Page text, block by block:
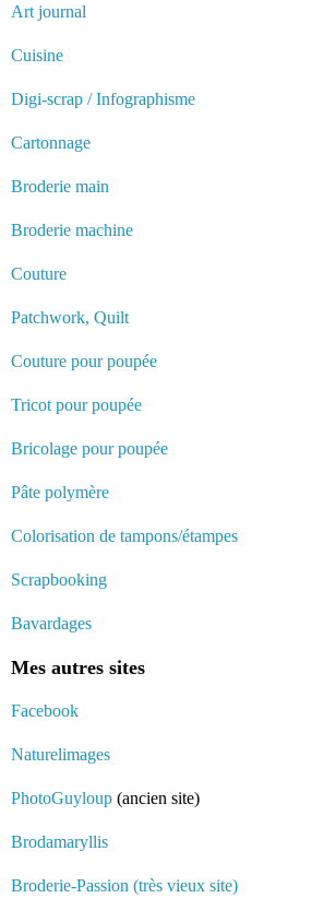
Art journal
Cuisine
Digi-scrap / Infographisme
Cartonnage
Broderie main
Broderie machine
Couture
Patchwork, Quilt
Couture pour poupée
Tricot pour poupée
Bricolage pour poupée
Pâte polymère
Colorisation de tampons/étampes
Scrapbooking
Bavardages
Mes autres sites
Facebook
Naturelimages
PhotoGuyloup (ancien site)
Brodamaryllis
Broderie-Passion (très vieux site)